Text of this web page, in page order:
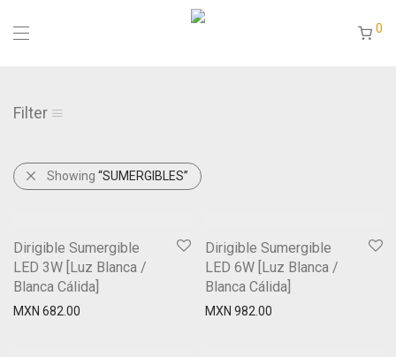
0
Filter
Showing “SUMERGIBLES”
Dirigible Sumergible
LED 3W [Luz Blanca /
Blanca Cálida]
MXN 682.00
Dirigible Sumergible
LED 6W [Luz Blanca /
Blanca Cálida]
MXN 982.00